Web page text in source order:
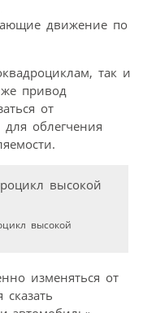
движение по
так и
привод
от
облегчения
высокой
изменяться от